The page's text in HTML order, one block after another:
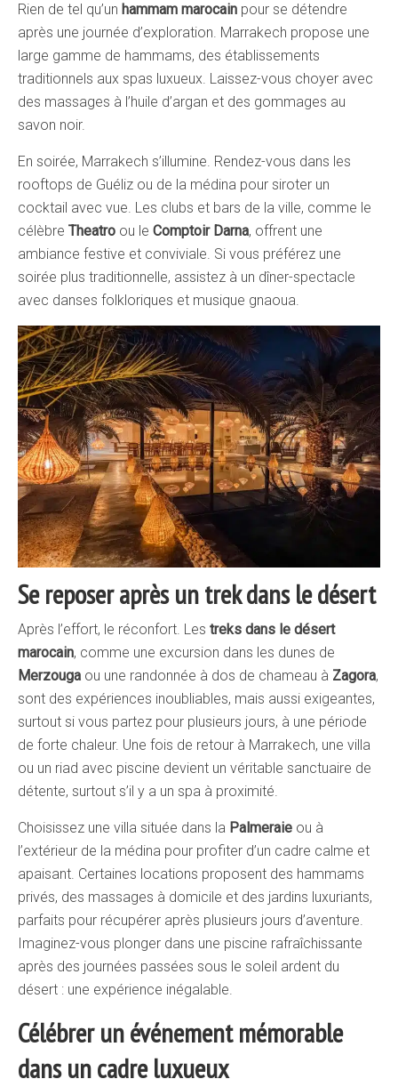
Rien de tel qu’un hammam marocain pour se détendre
après une journée d’exploration. Marrakech propose une
large gamme de hammams, des établissements
traditionnels aux spas luxueux. Laissez-vous choyer avec
des massages à l’huile d’argan et des gommages au
savon noir.
En soirée, Marrakech s’illumine. Rendez-vous dans les
rooftops de Guéliz ou de la médina pour siroter un
cocktail avec vue. Les clubs et bars de la ville, comme le
célèbre Theatro ou le Comptoir Darna, offrent une
ambiance festive et conviviale. Si vous préférez une
soirée plus traditionnelle, assistez à un dîner-spectacle
avec danses folkloriques et musique gnaoua.
Se reposer après un trek dans le désert
Après l’effort, le réconfort. Les treks dans le désert
marocain, comme une excursion dans les dunes de
Merzouga ou une randonnée à dos de chameau à Zagora,
sont des expériences inoubliables, mais aussi exigeantes,
surtout si vous partez pour plusieurs jours, à une période
de forte chaleur. Une fois de retour à Marrakech, une villa
ou un riad avec piscine devient un véritable sanctuaire de
détente, surtout s’il y a un spa à proximité.
Choisissez une villa située dans la Palmeraie ou à
l’extérieur de la médina pour profiter d’un cadre calme et
apaisant. Certaines locations proposent des hammams
privés, des massages à domicile et des jardins luxuriants,
parfaits pour récupérer après plusieurs jours d’aventure.
Imaginez-vous plonger dans une piscine rafraîchissante
après des journées passées sous le soleil ardent du
désert : une expérience inégalable.
Célébrer un événement mémorable
dans un cadre luxueux